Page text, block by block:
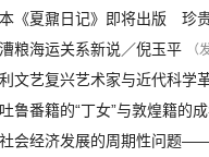
《夏鼐日记》即将出版 珍
粮海运关系新说 ／倪玉平 （
文艺复兴艺术家与近代科
鲁番籍的“丁女”与敦煌籍的成
会经济发展的周期性问题